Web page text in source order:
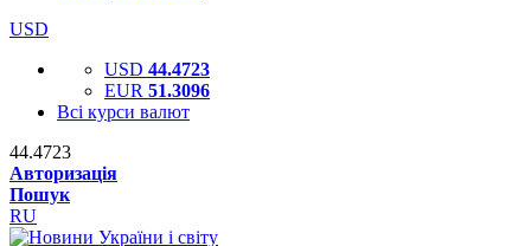
USD
USD 44.4723
EUR 51.3096
Всі курси валют
44.4723
Авторизація
Пошук
RU